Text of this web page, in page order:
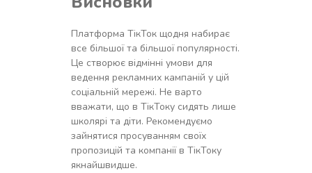
Платформа ТікТок щодня набирає
все більшої та більшої популярності.
Це створює відмінні умови для
ведення рекламних кампаній у цій
соціальній мережі. Не варто
вважати, що в ТікТоку сидять лише
школярі та діти. Рекомендуємо
зайнятися просуванням своїх
пропозицій та компанії в ТікТоку
якнайшвидше.